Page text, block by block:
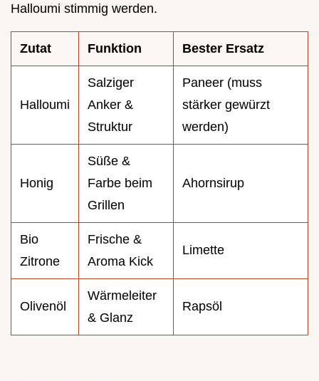
Halloumi stimmig werden.
Zutat Funktion Bester Ersatz
Halloumi
Salziger
Anker &
Struktur
Paneer (muss
stärker gewürzt
werden)
Honig
Süße &
Farbe beim
Grillen
Ahornsirup
Bio
Zitrone
Frische &
Aroma Kick
Limette
Olivenöl
Wärmeleiter
& Glanz
Rapsöl